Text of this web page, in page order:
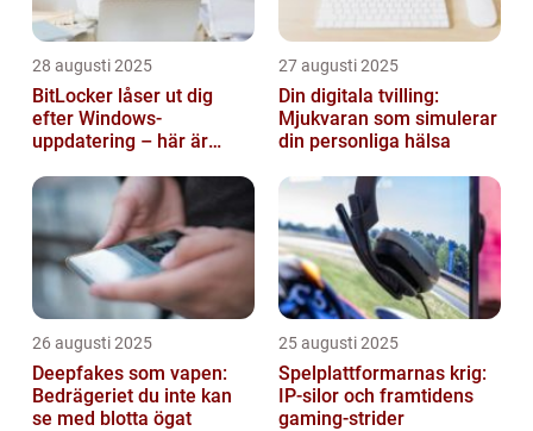
28 augusti 2025
BitLocker låser ut dig
efter Windows-
uppdatering – här är
27 augusti 2025
Din digitala tvilling:
Mjukvaran som simulerar
din personliga hälsa
26 augusti 2025
Deepfakes som vapen:
Bedrägeriet du inte kan
se med blotta ögat
25 augusti 2025
Spelplattformarnas krig:
IP‑silor och framtidens
gaming‑strider